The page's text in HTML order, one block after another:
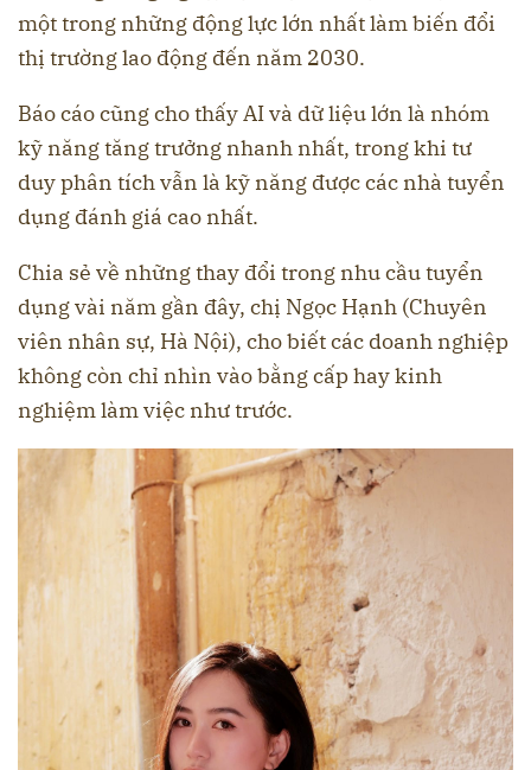
một trong những động lực lớn nhất làm biến đổi
thị trường lao động đến năm 2030.
Báo cáo cũng cho thấy AI và dữ liệu lớn là nhóm
kỹ năng tăng trưởng nhanh nhất, trong khi tư
duy phân tích vẫn là kỹ năng được các nhà tuyển
dụng đánh giá cao nhất.
Chia sẻ về những thay đổi trong nhu cầu tuyển
dụng vài năm gần đây, chị Ngọc Hạnh (Chuyên
viên nhân sự, Hà Nội), cho biết các doanh nghiệp
không còn chỉ nhìn vào bằng cấp hay kinh
nghiệm làm việc như trước.